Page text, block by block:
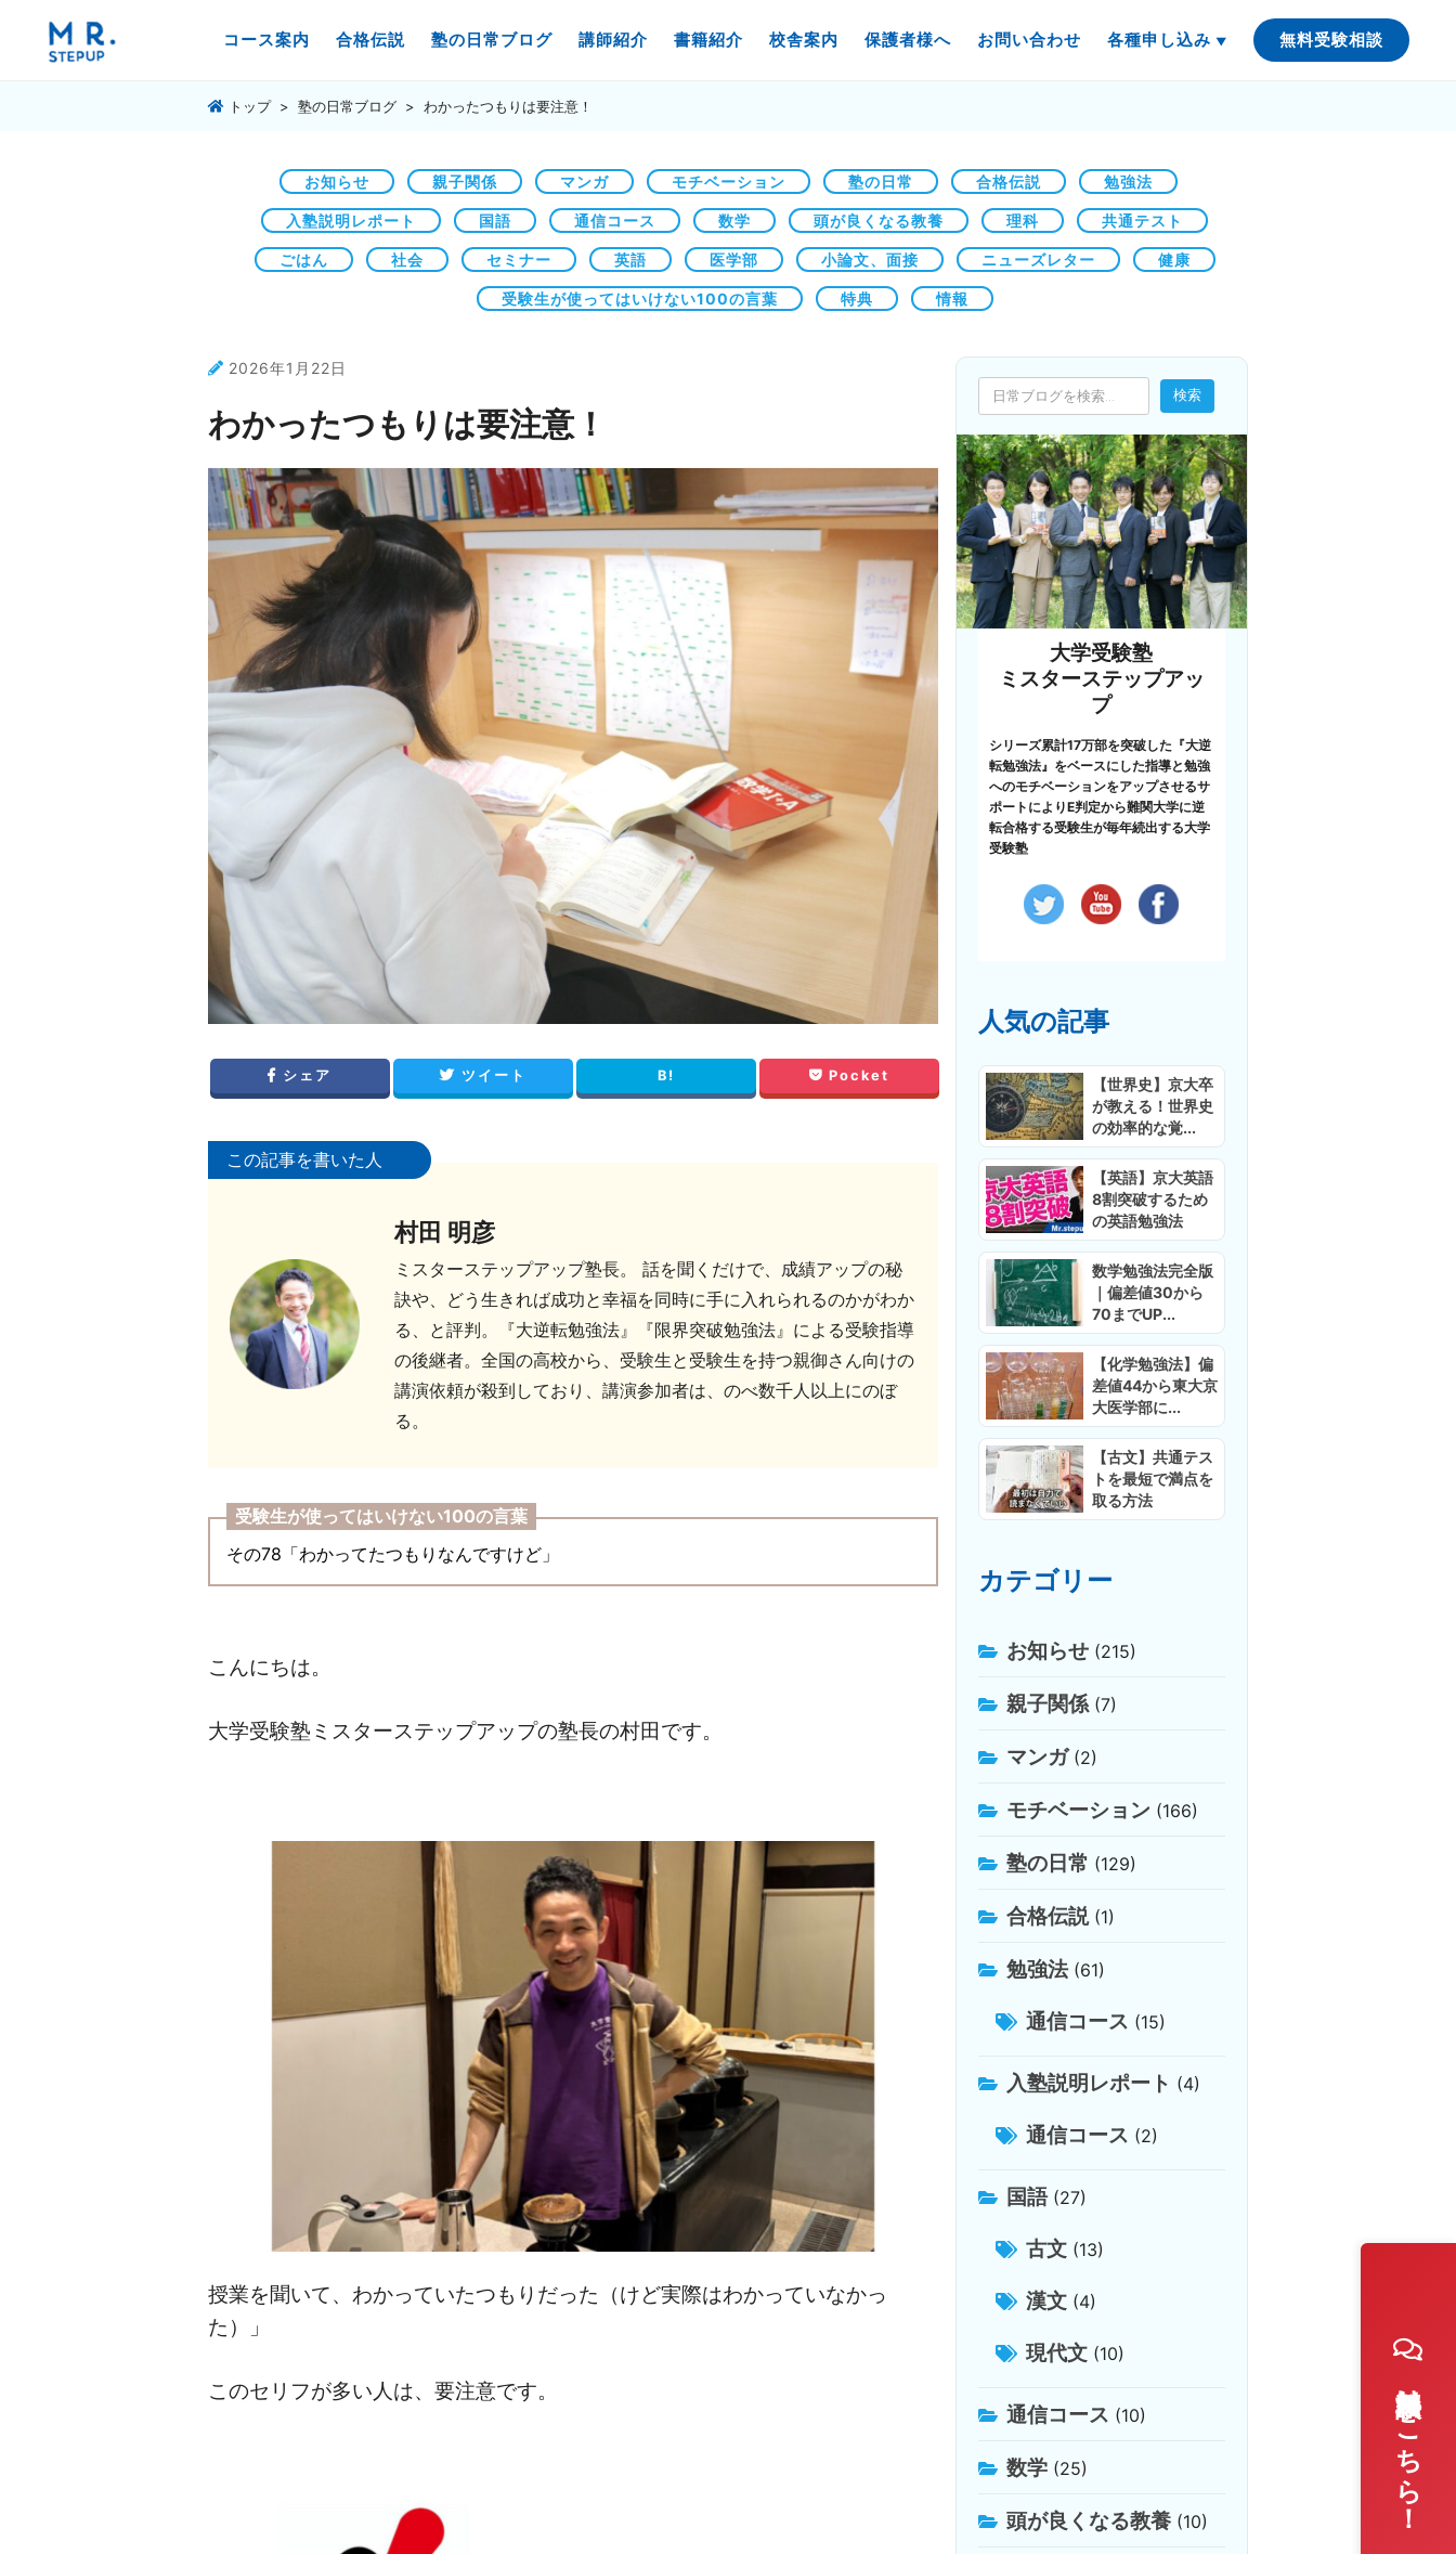
コース案内 合格伝説 塾の日常ブログ 講師紹介 書籍紹介 校舎案内 保護者様へ お問い合わせ 各種申し込み 無料受験相談
トップ 塾の日常ブログ わかったつもりは要注意！
お知らせ 親子関係 マンガ モチベーション 塾の日常 合格伝説 勉強法
入塾説明レポート 国語 通信コース 数学 頭が良くなる教養 理科 共通テスト
ごはん 社会 セミナー 英語 医学部 小論文、面接 ニューズレター 健康
受験生が使ってはいけない100の言葉 特典 情報
2026年1月22日
わかったつもりは要注意！
シェア ツイート B! Pocket
この記事を書いた人
村田 明彦
ミスターステップアップ塾長。 話を聞くだけで、成績アップの秘
訣や、どう生きれば成功と幸福を同時に手に入れられるのかがわか
る、と評判。『大逆転勉強法』『限界突破勉強法』による受験指導
の後継者。全国の高校から、受験生と受験生を持つ親御さん向けの
講演依頼が殺到しており、講演参加者は、のべ数千人以上にのぼ
る。
受験生が使ってはいけない100の言葉
その78「わかってたつもりなんですけど」
こんにちは。
大学受験塾ミスターステップアップの塾長の村田です。
授業を聞いて、わかっていたつもりだった（けど実際はわかっていなかっ
た）」
このセリフが多い人は、要注意です。
検索
検索
大学受験塾
ミスターステップアッ
プ
シリーズ累計17万部を突破した『大逆
転勉強法』をベースにした指導と勉強
へのモチベーションをアップさせるサ
ポートによりE判定から難関大学に逆
転合格する受験生が毎年続出する大学
受験塾
人気の記事
【世界史】京大卒
が教える！世界史
の効率的な覚...
【英語】京大英語
8割突破するため
の英語勉強法
数学勉強法完全版
｜偏差値30から
70までUP...
【化学勉強法】偏
差値44から東大京
大医学部に...
【古文】共通テス
トを最短で満点を
取る方法
カテゴリー
お知らせ(215)
親子関係(7)
マンガ(2)
モチベーション (166)
塾の日常 (129)
合格伝説(1)
勉強法(61)
通信コース (15)
入塾説明レポート (4)
通信コース (2)
国語(27)
古文(13)
漢文(4)
現代文(10)
通信コース (10)
数学(25)
頭が良くなる教養(10)
無料相談はこちら！